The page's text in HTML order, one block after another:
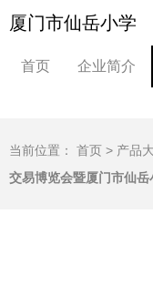
厦门市仙岳小学
首页 企业简介
当前位置： 首页 > 产品
交易博览会暨厦门市仙